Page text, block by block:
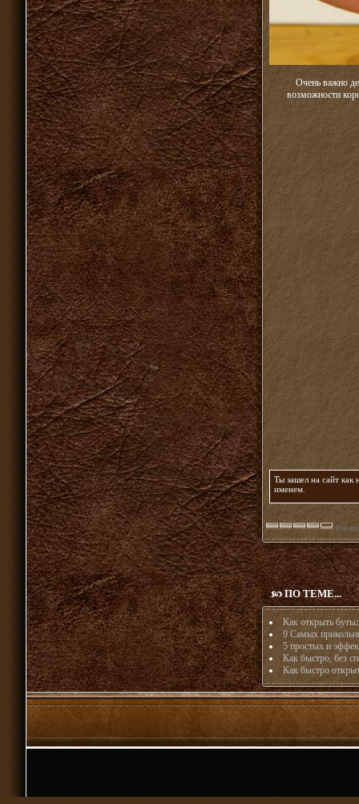
Очень важно
возможности
Ты зашел на сайт как
именем
ПО ТЕМЕ...
Как открыть
9 Самых
5 простых и
Как быстро, без
Как быстро